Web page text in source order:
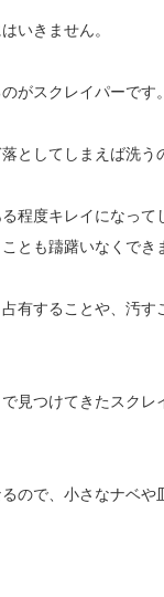
いきません。
がスクレイパーです。
としてしまえば洗う
程度キレイになって
とも躊躇いなくでき
有することや、汚す
見つけてきたスクレ
ので、小さなナベや